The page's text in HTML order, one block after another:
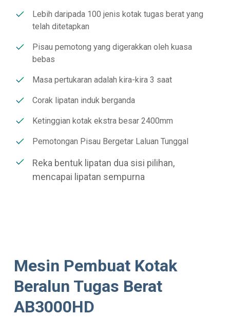
Lebih daripada 100 jenis kotak tugas berat yang
telah ditetapkan
Pisau pemotong yang digerakkan oleh kuasa
bebas
Masa pertukaran adalah kira-kira 3 saat
Corak lipatan induk berganda
Ketinggian kotak ekstra besar 2400mm
Pemotongan Pisau Bergetar Laluan Tunggal
Reka bentuk lipatan dua sisi pilihan,
mencapai lipatan sempurna
Mesin Pembuat Kotak
Beralun Tugas Berat
AB3000HD